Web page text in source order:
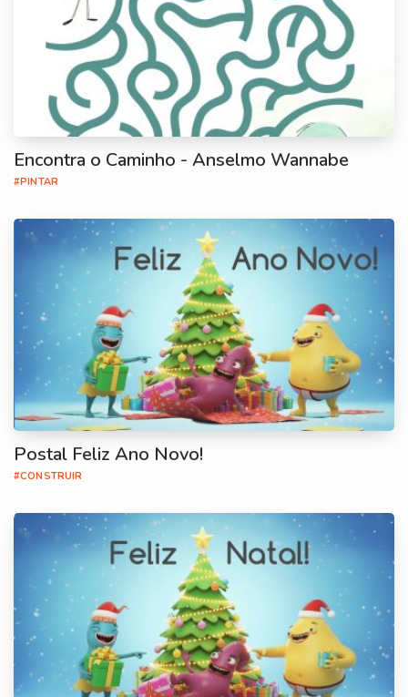
Encontra o Caminho - Anselmo Wannabe
#PINTAR
Postal Feliz Ano Novo!
#CONSTRUIR